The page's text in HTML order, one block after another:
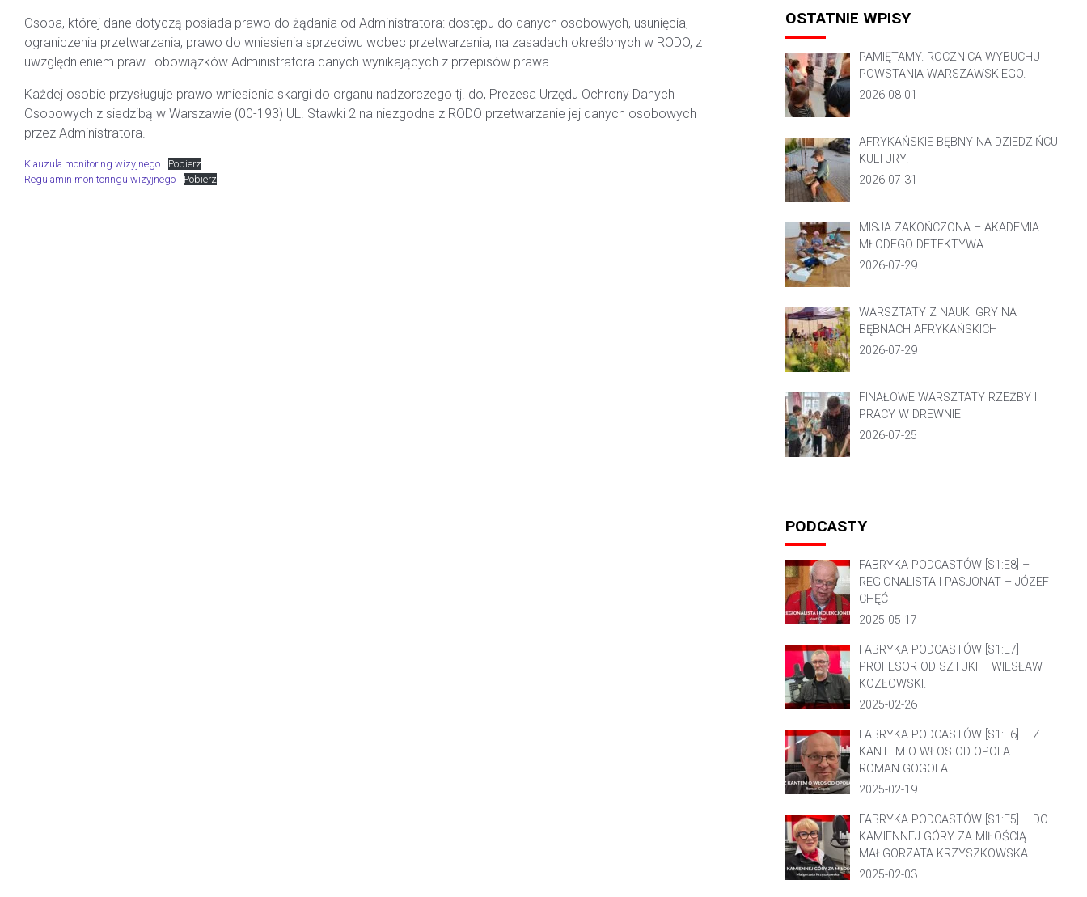
Osoba, której dane dotyczą posiada prawo do żądania od Administratora: dostępu do danych osobowych, usunięcia,
ograniczenia przetwarzania, prawo do wniesienia sprzeciwu wobec przetwarzania, na zasadach określonych w RODO, z
uwzględnieniem praw i obowiązków Administratora danych wynikających z przepisów prawa.
Każdej osobie przysługuje prawo wniesienia skargi do organu nadzorczego tj. do, Prezesa Urzędu Ochrony Danych
Osobowych z siedzibą w Warszawie (00-193) UL. Stawki 2 na niezgodne z RODO przetwarzanie jej danych osobowych
przez Administratora.
Klauzula monitoring wizyjnego
Pobierz
Regulamin monitoringu wizyjnego
Pobierz
OSTATNIE WPISY
PAMIĘTAMY. ROCZNICA WYBUCHU
POWSTANIA WARSZAWSKIEGO.
2026-08-01
AFRYKAŃSKIE BĘBNY NA DZIEDZIŃCU
KULTURY.
2026-07-31
MISJA ZAKOŃCZONA – AKADEMIA
MŁODEGO DETEKTYWA
2026-07-29
WARSZTATY Z NAUKI GRY NA
BĘBNACH AFRYKAŃSKICH
2026-07-29
FINAŁOWE WARSZTATY RZEŹBY I
PRACY W DREWNIE
2026-07-25
PODCASTY
FABRYKA PODCASTÓW [S1:E8] –
REGIONALISTA I PASJONAT – JÓZEF
CHĘĆ
2025-05-17
FABRYKA PODCASTÓW [S1:E7] –
PROFESOR OD SZTUKI – WIESŁAW
KOZŁOWSKI.
2025-02-26
FABRYKA PODCASTÓW [S1:E6] – Z
KANTEM O WŁOS OD OPOLA –
ROMAN GOGOLA
2025-02-19
FABRYKA PODCASTÓW [S1:E5] – DO
KAMIENNEJ GÓRY ZA MIŁOŚCIĄ –
MAŁGORZATA KRZYSZKOWSKA
2025-02-03